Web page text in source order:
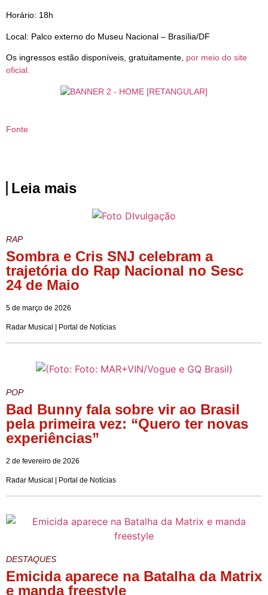
Horário: 18h
Local: Palco externo do Museu Nacional – Brasília/DF
Os ingressos estão disponíveis, gratuitamente, por meio do site
oficial.
Fonte
Leia mais
RAP
Sombra e Cris SNJ celebram a
trajetória do Rap Nacional no Sesc
24 de Maio
5 de março de 2026
Radar Musical | Portal de Notícias
POP
Bad Bunny fala sobre vir ao Brasil
pela primeira vez: “Quero ter novas
experiências”
2 de fevereiro de 2026
Radar Musical | Portal de Notícias
DESTAQUES
Emicida aparece na Batalha da Matrix
e manda freestyle